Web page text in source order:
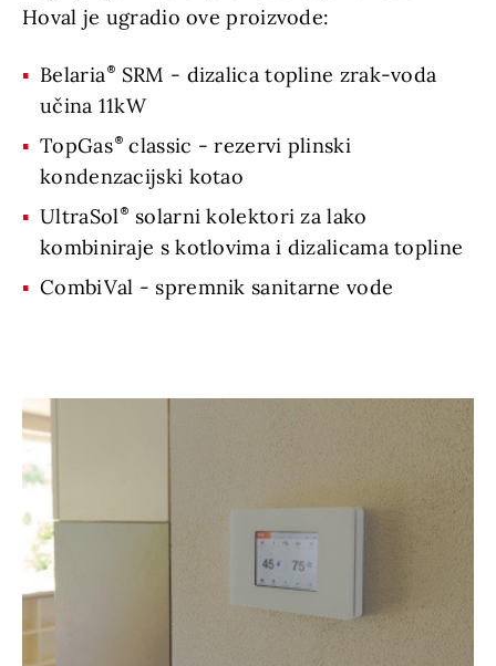
Hoval je ugradio ove proizvode:
Belaria
SRM - dizalica topline zrak-voda
učina 11kW
TopGas
classic - rezervi plinski
kondenzacijski kotao
UltraSol
solarni kolektori za lako
kombiniraje s kotlovima i dizalicama topline
CombiVal - spremnik sanitarne vode